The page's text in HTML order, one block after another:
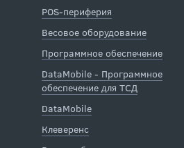
POS-периферия
Весовое оборудование
Программное обеспечение
DataMobile - Программное
обеспечение для ТСД
DataMobile
Клеверенс